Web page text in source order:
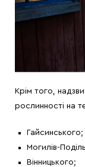
Крім того,
рослинності на
Гайсинського;
Могилів-
Вінницького;